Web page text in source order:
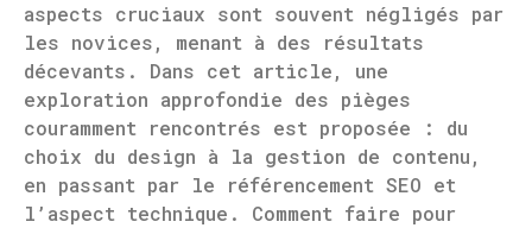
aspects cruciaux sont souvent négligés par
les novices, menant à des résultats
décevants. Dans cet article, une
exploration approfondie des pièges
couramment rencontrés est proposée : du
choix du design à la gestion de contenu,
en passant par le référencement SEO et
l’aspect technique. Comment faire pour